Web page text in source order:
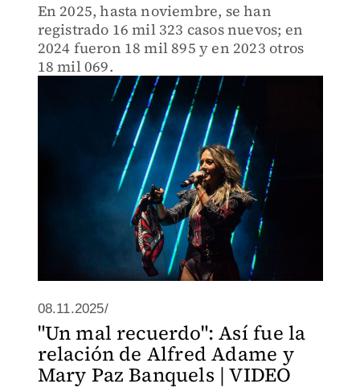
En 2025, hasta noviembre, se han
registrado 16 mil 323 casos nuevos; en
2024 fueron 18 mil 895 y en 2023 otros
18 mil 069.
08.11.2025/
"Un mal recuerdo": Así fue la
relación de Alfred Adame y
Mary Paz Banquels | VIDEO